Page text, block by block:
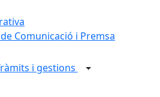
Comunicació i Premsa
i gestions